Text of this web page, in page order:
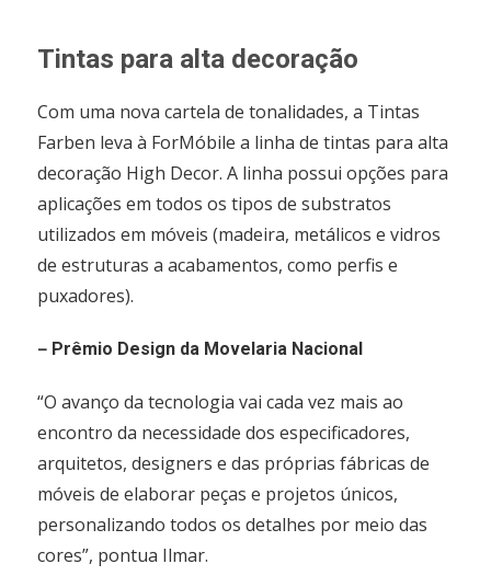
Tintas para alta decoração
Com uma nova cartela de tonalidades, a Tintas
Farben leva à ForMóbile a linha de tintas para alta
decoração High Decor. A linha possui opções para
aplicações em todos os tipos de substratos
utilizados em móveis (madeira, metálicos e vidros
de estruturas a acabamentos, como perfis e
puxadores).
– Prêmio Design da Movelaria Nacional
“O avanço da tecnologia vai cada vez mais ao
encontro da necessidade dos especificadores,
arquitetos, designers e das próprias fábricas de
móveis de elaborar peças e projetos únicos,
personalizando todos os detalhes por meio das
cores”, pontua Ilmar.